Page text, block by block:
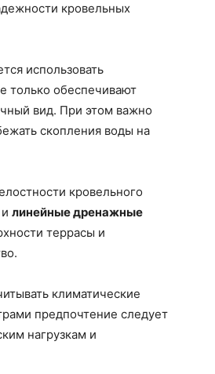
кровельных
использовать
только обеспечивают
вид. При этом важно
скопления воды на
кровельного
и линейные дренажные
террасы и
климатические
предпочтение следует
нагрузкам и